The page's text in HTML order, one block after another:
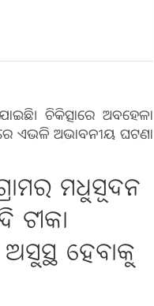
ଚିକିତ୍ସାରେ ଅବହେଳା
ଏଭଳି ଅଭାବନୀୟ ଘଟଣା
ମଧୁସୂଦନ
ଟୀକା
ହେବାକୁ